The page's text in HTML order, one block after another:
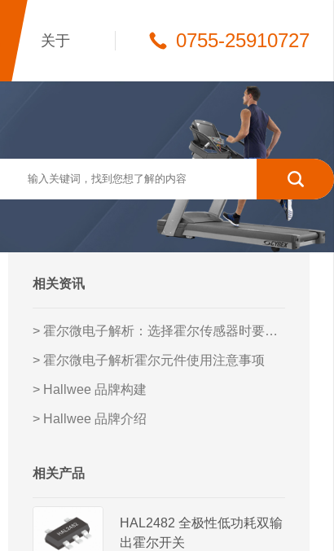
关于 0755-25910727
相关资讯
> 霍尔微电子解析：选择霍尔传感器时要注意的几个方面
> 霍尔微电子解析霍尔元件使用注意事项
> Hallwee 品牌构建
> Hallwee 品牌介绍
相关产品
HAL2482 全极性低功耗双输
出霍尔开关